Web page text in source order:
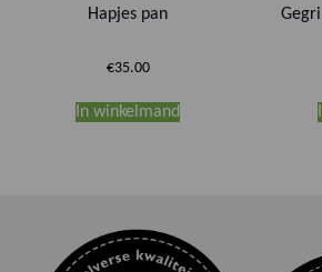
Hapjes pan
€35.00
In winkelmand